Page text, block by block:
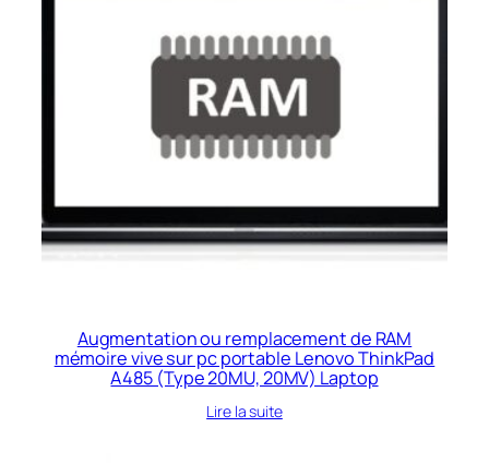
Augmentation ou remplacement de RAM
mémoire vive sur pc portable Lenovo ThinkPad
A485 (Type 20MU, 20MV) Laptop
Lire la suite